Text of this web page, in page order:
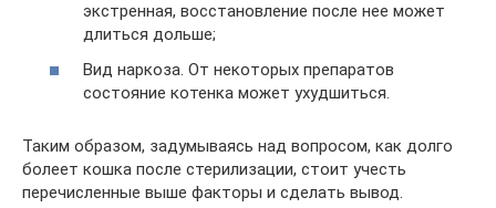
экстренная, восстановление после нее может
длиться дольше;
Вид наркоза. От некоторых препаратов
состояние котенка может ухудшиться.
Таким образом, задумываясь над вопросом, как долго
болеет кошка после стерилизации, стоит учесть
перечисленные выше факторы и сделать вывод.